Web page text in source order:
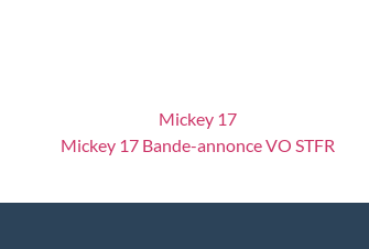
Mickey 17
Mickey 17 Bande-annonce VO STFR